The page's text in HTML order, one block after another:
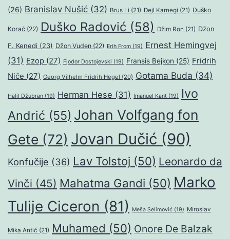
(26) Branislav Nušić (32) Brus Li (21) Dejl Karnegi (21) Duško
Korać (22) Duško Radović (58) Džim Ron (21) Džon
F. Kenedi (23) Džon Vuden (22) Erih From (19) Ernest Hemingvej
(31) Ezop (27) Fjodor Dostojevski (19) Fransis Bejkon (25) Fridrih
Niče (27) Georg Vilhelm Fridrih Hegel (20) Gotama Buda (34)
Halil Džubran (19) Herman Hese (31) Imanuel Kant (19)
Ivo
Andrić (55) Johan Volfgang fon
Gete (72) Jovan Dučić (90)
Konfučije (36) Lav Tolstoj (50) Leonardo da
Vinči (45) Mahatma Gandi (50) Marko
Tulije Ciceron (81) Meša Selimović (19) Miroslav
Mika Antić (21) Muhamed (50) Onore De Balzak